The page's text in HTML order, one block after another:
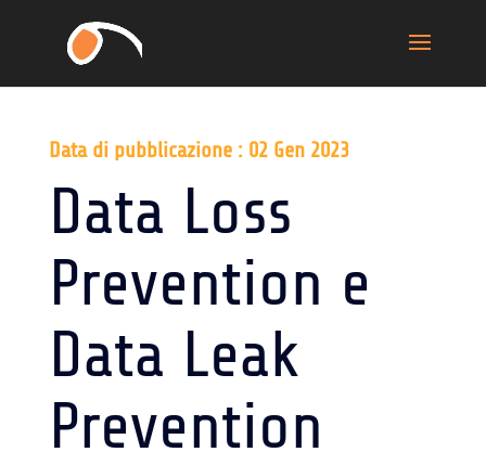
Data di pubblicazione : 02 Gen 2023
Data Loss
Prevention e
Data Leak
Prevention